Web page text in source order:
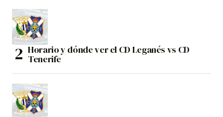
Horario y dónde ver el CD Leganés vs CD
Tenerife